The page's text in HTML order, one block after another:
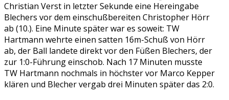
Christian Verst in letzter Sekunde eine Hereingabe
Blechers vor dem einschußbereiten Christopher Hörr
ab (10.). Eine Minute später war es soweit: TW
Hartmann wehrte einen satten 16m-Schuß von Hörr
ab, der Ball landete direkt vor den Füßen Blechers, der
zur 1:0-Führung einschob. Nach 17 Minuten musste
TW Hartmann nochmals in höchster vor Marco Kepper
klären und Blecher vergab drei Minuten später das 2:0.